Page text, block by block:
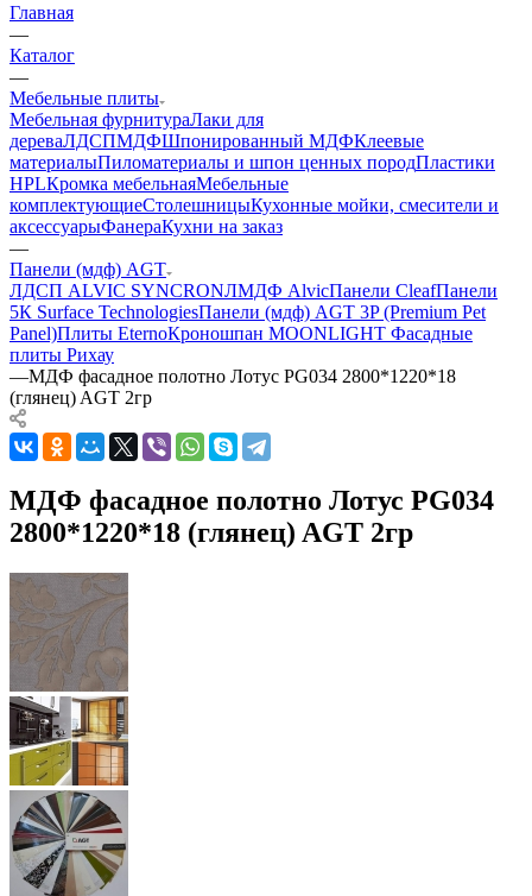
Главная
—
Каталог
—
Мебельные плиты
Мебельная фурнитураЛаки для
дереваЛДСПМДФШпонированный МДФКлеевые
материалыПиломатериалы и шпон ценных породПластики
HPLКромка мебельнаяМебельные
комплектующиеСтолешницыКухонные мойки, смесители и
аксессуарыФанераКухни на заказ
—
Панели (мдф) AGT
ЛДСП ALVIC SYNCRONЛМДФ AlvicПанели CleafПанели
5К Surface TechnologiesПанели (мдф) AGT 3P (Premium Pet
Panel)Плиты EternoКроношпан MOONLIGHT Фасадные
плиты Рихау
—МДФ фасадное полотно Лотус PG034 2800*1220*18
(глянец) AGT 2гр
МДФ фасадное полотно Лотус PG034
2800*1220*18 (глянец) AGT 2гр